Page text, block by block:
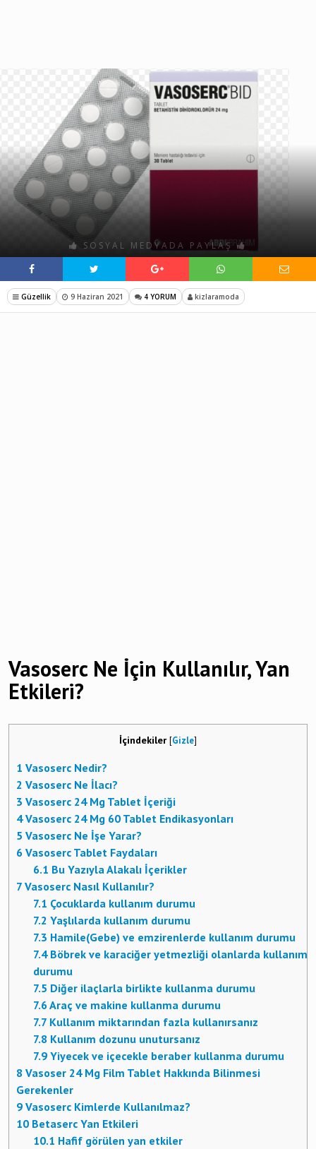
SOSYAL MEDYADA PAYLAŞ
Güzellik 9 Haziran 2021 4 YORUM kizlaramoda
Vasoserc Ne İçin Kullanılır, Yan
Etkileri?
İçindekiler [Gizle]
1 Vasoserc Nedir?
2 Vasoserc Ne İlacı?
3 Vasoserc 24 Mg Tablet İçeriği
4Vasoserc 24 Mg 60 Tablet Endikasyonları
5 Vasoserc Ne İşe Yarar?
6 Vasoserc Tablet Faydaları
6.1 Bu Yazıyla Alakalı İçerikler
7 Vasoserc Nasıl Kullanılır?
7.1 Çocuklarda kullanım durumu
7.2 Yaşlılarda kullanım durumu
7.3 Hamile(Gebe) ve emzirenlerde kullanım durumu
7.4Böbrek ve karaciğer yetmezliği olanlarda kullanım
durumu
7.5 Diğer ilaçlarla birlikte kullanma durumu
7.6Araç ve makine kullanma durumu
7.7 Kullanım miktarından fazla kullanırsanız
7.8 Kullanım dozunu unutursanız
7.9 Yiyecek ve içecekle beraber kullanma durumu
8 Vasoser 24 Mg Film Tablet Hakkında Bilinmesi
Gerekenler
9 Vasoserc Kimlerde Kullanılmaz?
10 Betaserc Yan Etkileri
10.1 Hafif görülen yan etkiler